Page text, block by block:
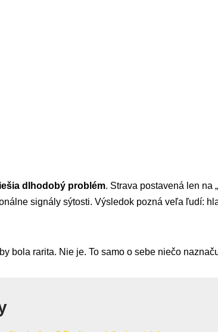
dlhodobý problém. Strava postavená len na
signály sýtosti. Výsledok pozná veľa ľudí:
bola rarita. Nie je. To samo o sebe niečo